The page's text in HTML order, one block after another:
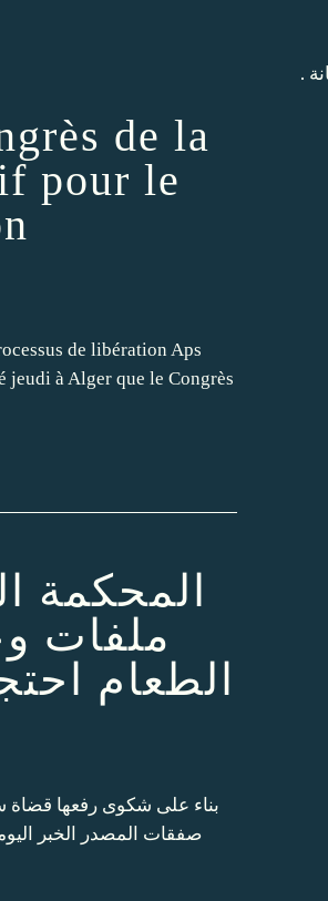
de la
pour le
de libération Aps
à Alger que le Congrès
المحكمة
ملفات
الطعام
بناء على شكوى رفعها قضاة
. الفساد طريق الى الجريمة المنظمة والخيانة